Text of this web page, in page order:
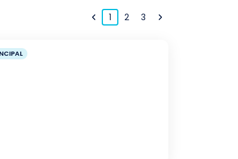
1 2 3